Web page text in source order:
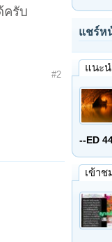
ครับ
#2
แชร์ห
แนะน
--ED
เข้าช